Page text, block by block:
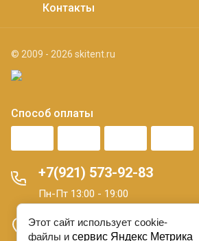
Контакты
© 2009 - 2026 skitent.ru
Способ оплаты
+7(921) 573-92-83
Пн-Пт 13:00 - 19:00
Санкт-Петербург 16 линия В.О. д. 7
Этот сайт использует cookie-
файлы и сервис Яндекс Метрика